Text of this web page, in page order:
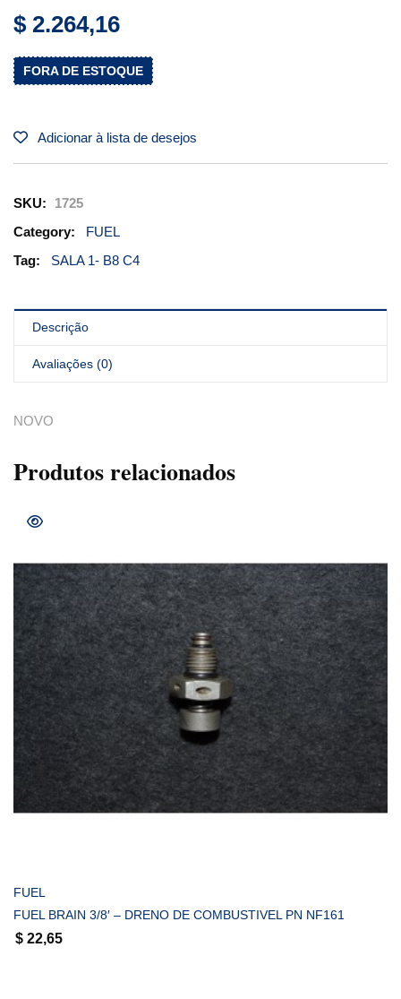
$ 2.264,16
FORA DE ESTOQUE
Adicionar à lista de desejos
SKU:
1725
Category:
FUEL
Tag:
SALA 1- B8 C4
Descrição
Avaliações (0)
NOVO
Produtos relacionados
FUEL
FUEL BRAIN 3/8′ – DRENO DE COMBUSTIVEL PN NF161
$ 22,65